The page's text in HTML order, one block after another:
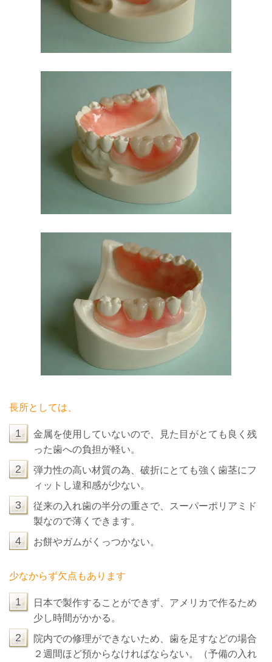
長所としては、
1
金属を使用していないので、見た目がとても良く残
った歯への負担が軽い。
2
弾力性の高い材質の為、破折にとても強く歯茎にフ
ィットし違和感が少ない。
3
従来の入れ歯の半分の重さで、スーパーポリアミド
製なので薄くできます。
4 お餅やガムがくっつかない。
少なからず欠点もあります
1
日本で製作することができず、アメリカで作るため
少し時間がかかる。
2
院内での修理ができないため、歯を足すなどの場合
２週間ほど預からなければならない。（予備の入れ